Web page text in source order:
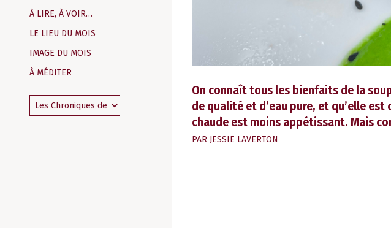
À LIRE, À VOIR…
LE LIEU DU MOIS
IMAGE DU MOIS
À MÉDITER
On connaît tous les bienfaits de la
de qualité et d’eau pure, et qu’elle
chaude est moins appétissant. Mais
PAR JESSIE LAVERTON